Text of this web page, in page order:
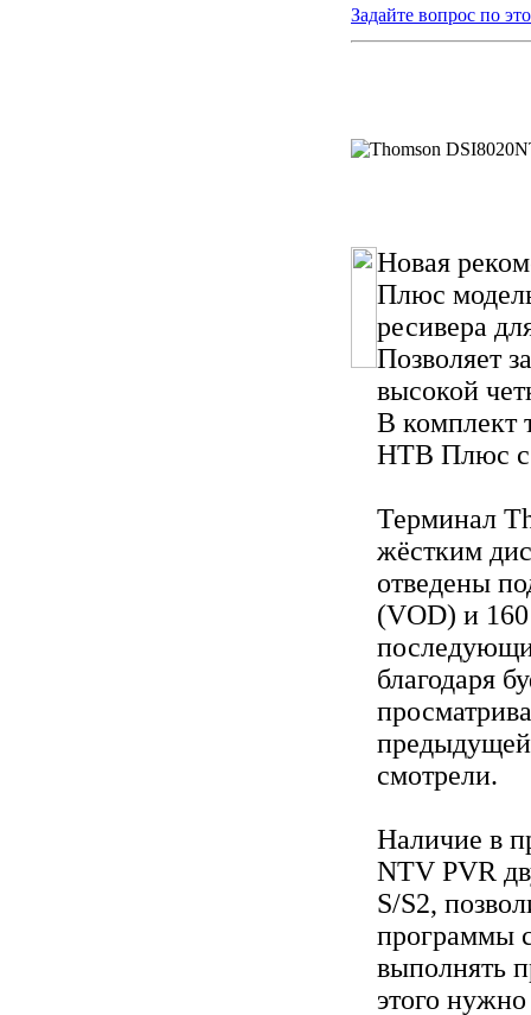
Задайте вопрос по
Новая
Плюс
ресивера
Позволяет
высокой
В комплект
НТВ Плюс с
Терминал
жёстким
отведены
(VOD) и 160
благодаря
смотрели.
Наличие в
NTV PVR
S/S2,
программы
выполнять
этого